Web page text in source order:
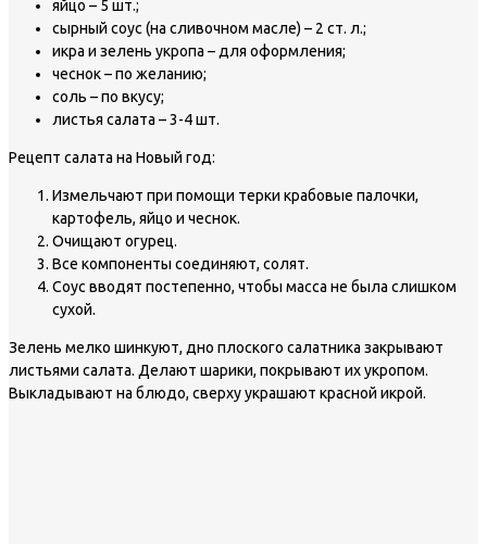
яйцо – 5 шт.;
сырный соус (на сливочном масле) – 2 ст. л.;
икра и зелень укропа – для оформления;
чеснок – по желанию;
соль – по вкусу;
листья салата – 3-4 шт.
Рецепт салата на Новый год:
Измельчают при помощи терки крабовые палочки,
картофель, яйцо и чеснок.
Очищают огурец.
Все компоненты соединяют, солят.
Соус вводят постепенно, чтобы масса не была слишком
сухой.
Зелень мелко шинкуют, дно плоского салатника закрывают
листьями салата. Делают шарики, покрывают их укропом.
Выкладывают на блюдо, сверху украшают красной икрой.